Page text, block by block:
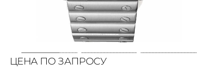
ЦЕНА ПО ЗАПРОСУ